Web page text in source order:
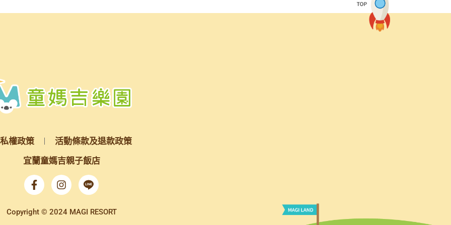
權政策
活動條款及退款政策
宜蘭童媽吉親子飯店
Copyright © 2024 MAGI RESORT